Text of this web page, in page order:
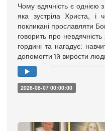
Чому вдячність є однією
яка зустріла Христа, і
покликані прославляти
говорить про
гордині та нагадує:
допомогти їй вирости
2026-08-07 00:00:00